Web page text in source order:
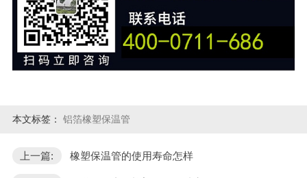
本文标签： 铝箔橡塑保温管
上一篇: 橡塑保温管的使用寿命怎样